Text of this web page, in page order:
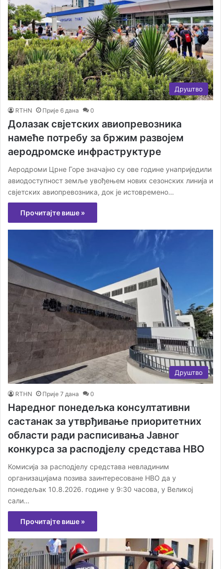
Друштво
RTHN Прије 6 дана 0
Долазак свјетских авиопревозника
намеће потребу за бржим развојем
аеродромске инфраструктуре
Аеродроми Црне Горе значајно су ове године унаприједили
авиодоступност земље увођењем нових сезонских линија и
свјетских авиопревозника, док је истовремено…
Прочитајте више »
Друштво
RTHN Прије 7 дана 0
Наредног понедељка консултативни
састанак за утврђивање приоритетних
области ради расписивања Јавног
конкурса за расподјелу средстава НВО
Комисија за расподјелу средстава невладиним
организацијама позива заинтересоване НВО да у
понедељак 10.8.2026. године у 9:30 часова, у Великој
сали…
Прочитајте више »